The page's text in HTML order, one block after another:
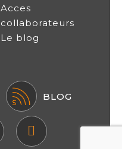
Acces
collaborateurs
Le blog
BLOG